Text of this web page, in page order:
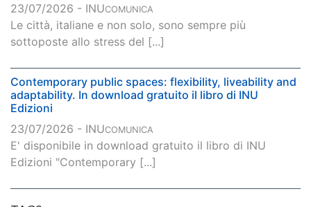
23/07/2026 - INUCOMUNICA
Le città, italiane e non solo, sono sempre più
sottoposte allo stress del [...]
Contemporary public spaces: flexibility, liveability and
adaptability. In download gratuito il libro di INU
Edizioni
23/07/2026 - INUCOMUNICA
E' disponibile in download gratuito il libro di INU
Edizioni "Contemporary [...]